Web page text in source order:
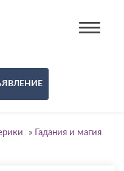
»
Гадания и магия